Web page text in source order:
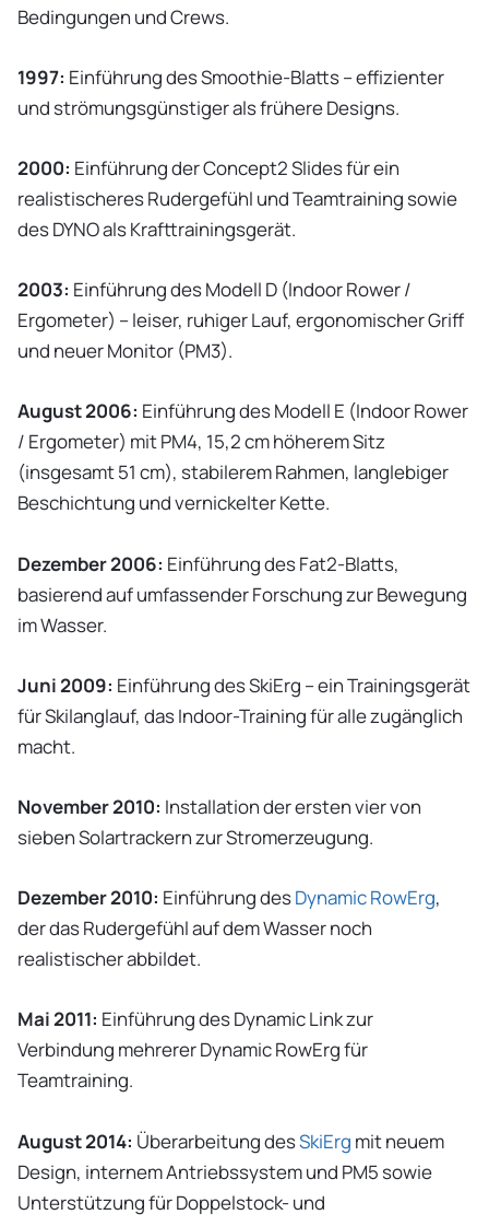
Bedingungen und Crews.
1997: Einführung des Smoothie-Blatts – effizienter
und strömungsgünstiger als frühere Designs.
2000: Einführung der Concept2 Slides für ein
realistischeres Rudergefühl und Teamtraining sowie
des DYNO als Krafttrainingsgerät.
2003: Einführung des Modell D (Indoor Rower /
Ergometer) – leiser, ruhiger Lauf, ergonomischer Griff
und neuer Monitor (PM3).
August 2006: Einführung des Modell E (Indoor Rower
/ Ergometer) mit PM4, 15,2 cm höherem Sitz
(insgesamt 51 cm), stabilerem Rahmen, langlebiger
Beschichtung und vernickelter Kette.
Dezember 2006: Einführung des Fat2-Blatts,
basierend auf umfassender Forschung zur Bewegung
im Wasser.
Juni 2009: Einführung des SkiErg – ein Trainingsgerät
für Skilanglauf, das Indoor-Training für alle zugänglich
macht.
November 2010: Installation der ersten vier von
sieben Solartrackern zur Stromerzeugung.
Dezember 2010: Einführung desDynamic RowErg,
der das Rudergefühl auf dem Wasser noch
realistischer abbildet.
Mai 2011: Einführung des Dynamic Link zur
Verbindung mehrerer Dynamic RowErg für
Teamtraining.
August 2014: Überarbeitung desSkiErg mit neuem
Design, internem Antriebssystem und PM5 sowie
Unterstützung für Doppelstock- und